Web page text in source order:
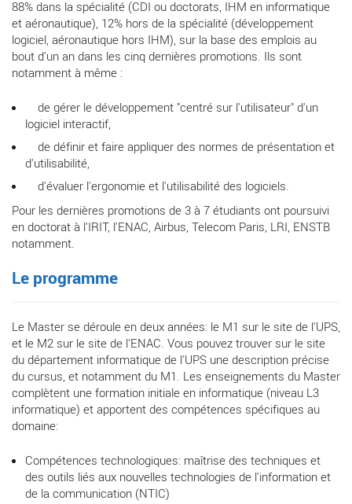
88% dans la spécialité (CDI ou doctorats, IHM en informatique
et aéronautique), 12% hors de la spécialité (développement
logiciel, aéronautique hors IHM), sur la base des emplois au
bout d'un an dans les cinq dernières promotions. Ils sont
notamment à même :
de gérer le développement "centré sur l'utilisateur" d'un
logiciel interactif,
de définir et faire appliquer des normes de présentation et
d'utilisabilité,
d'évaluer l'ergonomie et l'utilisabilité des logiciels.
Pour les dernières promotions de 3 à 7 étudiants ont poursuivi
en doctorat à l'IRIT, l'ENAC, Airbus, Telecom Paris, LRI, ENSTB
notamment.
Le programme
Le Master se déroule en deux années: le M1 sur le site de l'UPS,
et le M2 sur le site de l'ENAC. Vous pouvez trouver sur le site
du département informatique de l'UPS une description précise
du cursus, et notamment du M1. Les enseignements du Master
complètent une formation initiale en informatique (niveau L3
informatique) et apportent des compétences spécifiques au
domaine:
Compétences technologiques: maîtrise des techniques et
des outils liés aux nouvelles technologies de l'information et
de la communication (NTIC)